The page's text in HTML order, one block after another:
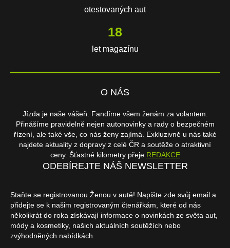
otestovaných aut
18
let magazínu
O NÁS
Jízda je naše vášeň. Fandíme všem ženám za volantem.
Přinášíme pravidelně nejen autonovinky a rady o bezpečném
řízení, ale také vše, co nás ženy zajímá. Exkluzivně u nás také
najdete aktuality z dopravy z celé ČR a soutěže o atraktivní
ceny. Šťastné kilometry přeje REDAKCE
ODEBÍREJTE NÁŠ NEWSLETTER
Staňte se registrovanou Ženou v autě! Napište zde svůj email a
přidejte se k našim registrovaným čtenářkám, které od nás
několikrát do roka získávají informace o novinkách ze světa aut,
módy a kosmetiky, našich aktuálních soutěžích nebo
zvýhodněných nabídkách.